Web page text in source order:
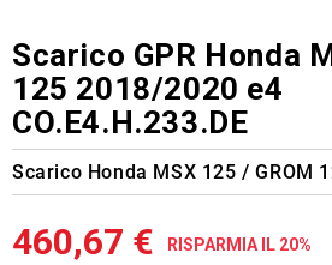
Scarico GPR Honda
125 2018/2020 e4
CO.E4.H.233.DE
Scarico Honda MSX 125 / GROM
460,67 € RISPARMIA IL 20%